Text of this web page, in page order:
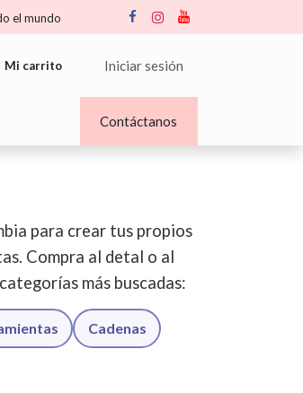
el mundo
Mi carrito Iniciar sesión
Contáctanos
para crear tus propios
Compra al detal o al
más buscadas:
Cadenas